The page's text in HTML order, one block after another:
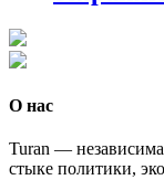
О нас
Turan —
стыке политики,